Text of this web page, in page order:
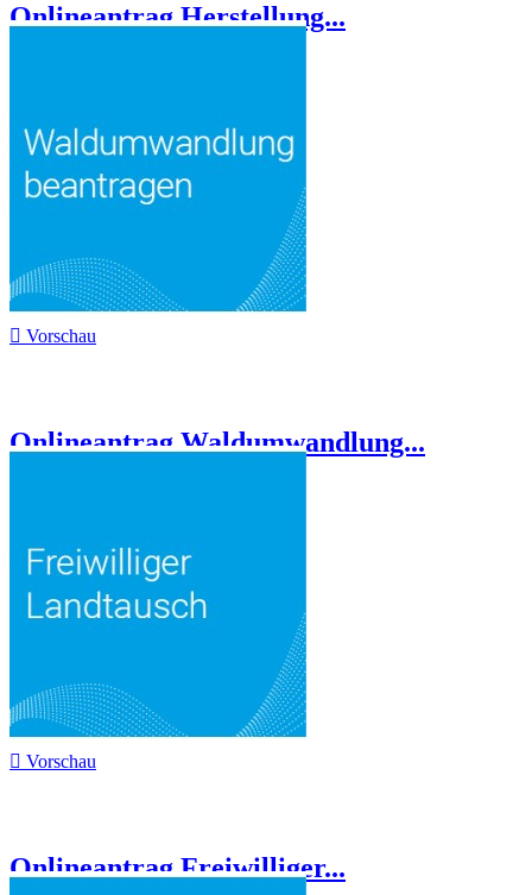
Onlineantrag Herstellung...
 Vorschau
Onlineantrag Waldumwandlung...
 Vorschau
Onlineantrag Freiwilliger...